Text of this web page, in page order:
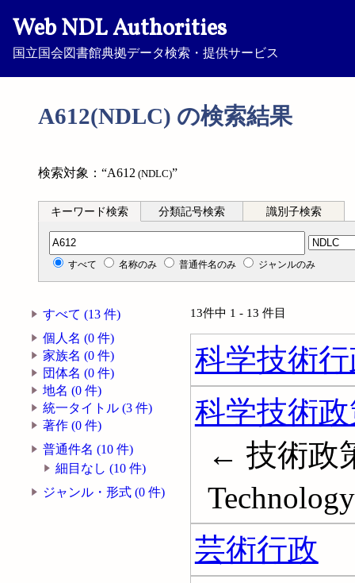
Web NDL Authorities
国立国会図書館典拠データ検索・提供サービス
A612(NDLC) の検索結果
検索対象：“A612 (NDLC)”
キーワード検索 分類記号検索 識別子検索
分類記号検索
すべて 名称のみ 普通件名のみ ジャンルのみ
すべて (13 件)
個人名 (0 件)
家族名 (0 件)
団体名 (0 件)
地名 (0 件)
統一タイトル (3 件)
著作 (0 件)
普通件名 (10 件)
細目なし (10 件)
ジャンル・形式 (0 件)
13件中 1 - 13 件目
科学技術
科学技術
← 技術政
芸術行政